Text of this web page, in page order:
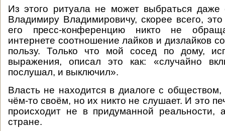
Из этого ритуала не может выбраться даже
Владимиру Владимировичу, скорее всего,
его пресс-конференцию никто не
интернете соотношение лайков и дизлайков
пользу. Только что мой сосед по дому,
выражения, описал это как: «случайно
послушал, и выключил».
Власть не находится в диалоге с
чём-то своём, но их никто не слушает. И это
происходит не в придуманной
стране.